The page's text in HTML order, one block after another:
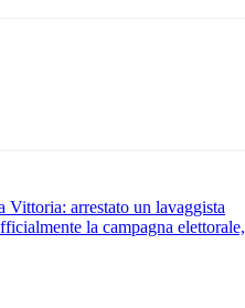
Vittoria: arrestato un lavaggista
la campagna